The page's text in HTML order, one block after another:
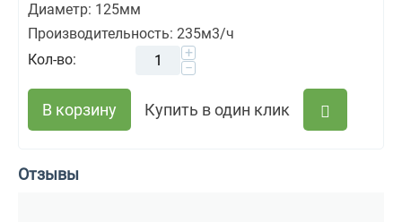
Диаметр: 125мм
Производительность: 235м3/ч
Кол-во:
+
−
В корзину Купить в один клик
Отзывы